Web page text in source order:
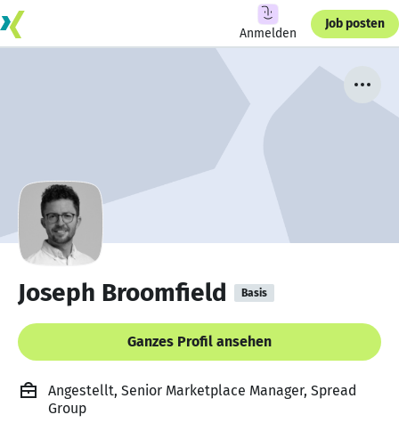
Anmelden
Job posten
Joseph Broomfield Basis
Ganzes Profil ansehen
Angestellt, Senior Marketplace Manager, Spread
Group